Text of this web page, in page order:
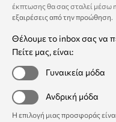
έκπτωσης θα σας σταλεί μέσω
εξαιρέσεις από την προώθηση
Θέλουμε το inbox σας να
Πείτε μας, είναι:
Γυναικεία μόδα
Ανδρική μόδα
Η επιλογή μιας προσφοράς